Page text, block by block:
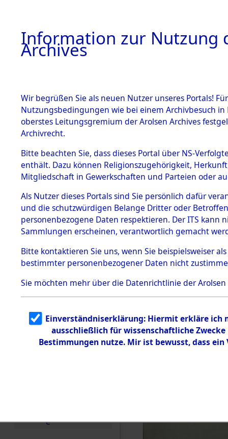
BESTÄNDE
1.
mente
5. Verschiedenes
5.3
Todesmärsche
5.3.1 Alliierte
Erhebungen
zu
Todesmärsch
en
5.3.2
g
5.3.3
Todesmärsch
e
der
Information zur Nutzung
Archives
Wir begrüßen Sie als neuen Nutzer unseres Portals!
Nutzungsbedingungen wie bei einem Archivbesuch
oberstes Leitungsgremium der Arolsen Archives
Archivrecht.
Bitte beachten Sie, dass dieses Portal über NS-
enthält. Dazu können Religionszugehörigkeit,
Mitgliedschaft in Gewerkschaften und Parteien oder
Als Nutzer dieses Portals sind Sie persönlich dafür
und die schutzwürdigen Belange Dritter oder
personenbezogene Daten respektieren. Der ITS
Sammlungen erscheinen, verantwortlich gemacht
Bitte kontaktieren Sie uns, wenn Sie beispielsweiser
bestimmter personenbezogener Daten nicht
Sie möchten mehr über die Datenrichtlinie der Arolsen
Einverständniserklärung: Hiermit erkläre ich
ausschließlich für wissenschaftliche
Bestimmungen nutze. Mir ist bewusst, dass